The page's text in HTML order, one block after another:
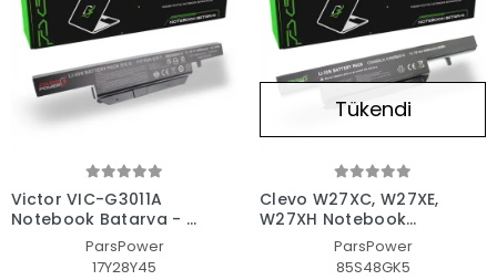
Victor VIC-G3011A
Notebook Batarya - Pil
(Pars Power)ParsPower
17Y28Y45
Tükendi
Clevo W27XC, W27XE,
W27XH Notebook
Batarya - Pil (Pars
ParsPower
85S48GK5